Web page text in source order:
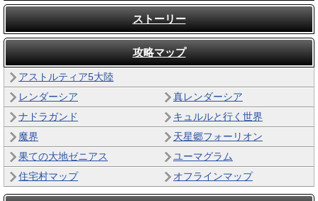
ストーリー
攻略マップ
アストルティア5大陸
レンダーシア
真レンダーシア
ナドラガンド
キュルルと行く世界
魔界
天星郷フォーリオン
果ての大地ゼニアス
ユーマグラム
住宅村マップ
オフラインマップ